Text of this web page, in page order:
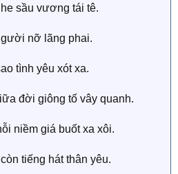
sầu vương tái tê.
nỡ lãng phai.
tình yêu xót xa.
đời giông tố vây quanh.
niềm giá buốt xa xôi.
tiếng hát thân yêu.